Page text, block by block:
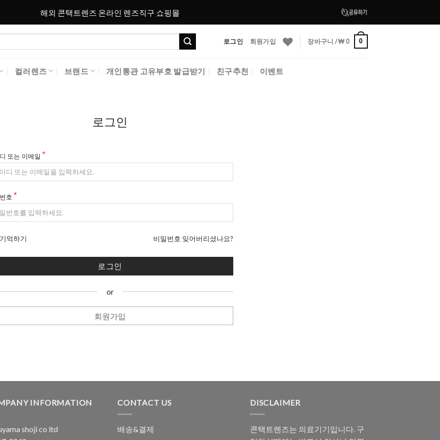
해외 콘택트렌즈 온라인 렌즈직구 쇼핑몰
로그인 회원가입 장바구니 /₩0 0
컬러렌즈 브랜드 개인통관 고유부호 발급받기 친구추천 이벤트
로그인
또는 이메일
호
기억하기 비밀번호 잊어버리셨나요?
or
회원가입
INFORMATION
shoji co ltd
CONTACT US
배송&결제
DISCLAIMER
콘택트렌즈는 의료기기입니다. 구